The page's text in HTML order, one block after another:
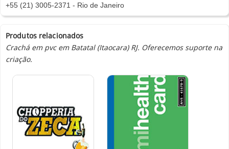
+55 (21) 3005-2371 - Rio de Janeiro
Produtos relacionados
Crachá em pvc em Batatal (Itaocara) RJ. Oferecemos suporte na
criação.